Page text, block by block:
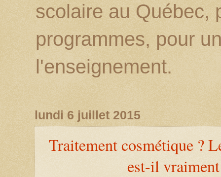
scolaire au Québec,
programmes, pour
l'enseignement.
lundi 6 juillet 2015
Traitement cosmétique ?
est-il